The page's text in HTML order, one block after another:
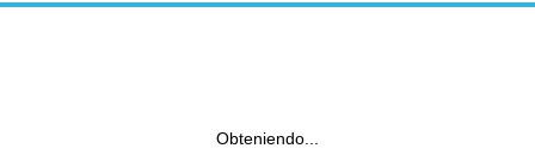
Obteniendo...